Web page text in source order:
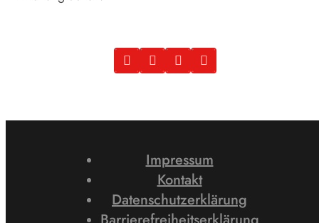
Impressum
Kontakt
Datenschutzerklärung